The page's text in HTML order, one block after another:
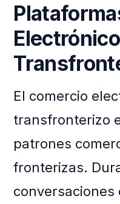
Electrónico
El comercio
transfronterizo
patrones
fronterizas.